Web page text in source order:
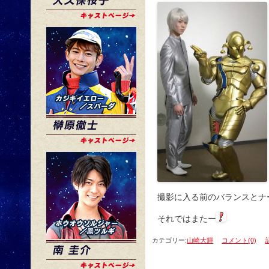
撮影に入る前のバランスとナ
それではまたー
カテゴリー:山崎大輝 コメント(0)